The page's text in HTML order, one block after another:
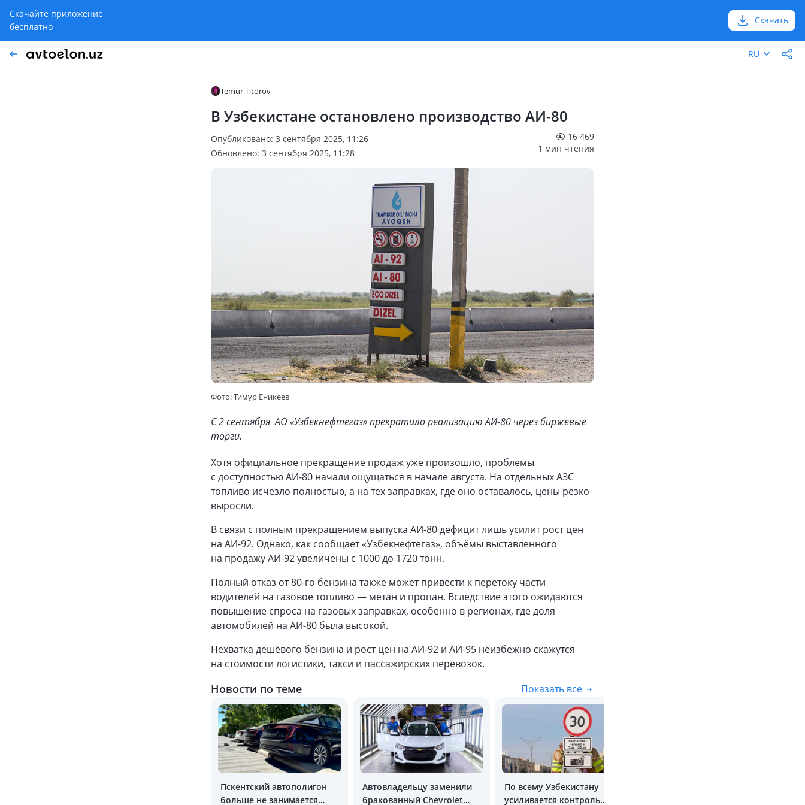
Скачайте приложение
бесплатно
Скачать
RU
Temur Titorov
В Узбекистане остановлено производство АИ-80
Опубликовано: 3 сентября 2025, 11:26
Обновлено: 3 сентября 2025, 11:28
16 469
1 мин чтения
Фото: Тимур Еникеев
С 2 сентября АО «Узбекнефтегаз» прекратило реализацию АИ-80 через биржевые
торги.
Хотя официальное прекращение продаж уже произошло, проблемы
с доступностью АИ-80 начали ощущаться в начале августа. На отдельных АЗС
топливо исчезло полностью, а на тех заправках, где оно оставалось, цены резко
выросли.
В связи с полным прекращением выпуска АИ-80 дефицит лишь усилит рост цен
на АИ-92. Однако, как сообщает «Узбекнефтегаз», объёмы выставленного
на продажу АИ-92 увеличены с 1000 до 1720 тонн.
Полный отказ от 80-го бензина также может привести к перетоку части
водителей на газовое топливо — метан и пропан. Вследствие этого ожидаются
повышение спроса на газовых заправках, особенно в регионах, где доля
автомобилей на АИ-80 была высокой.
Нехватка дешёвого бензина и рост цен на АИ-92 и АИ-95 неизбежно скажутся
на стоимости логистики, такси и пассажирских перевозок.
Новости по теме Показать все
Пскентский автополигон
больше не занимается
Автовладельцу заменили
бракованный Chevrolet
По всему Узбекистану
усиливается контроль